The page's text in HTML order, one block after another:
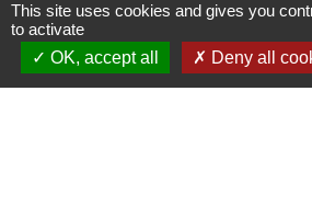
Signaler une
This site uses cookies and gives you
to activate
OK, accept all
Deny all